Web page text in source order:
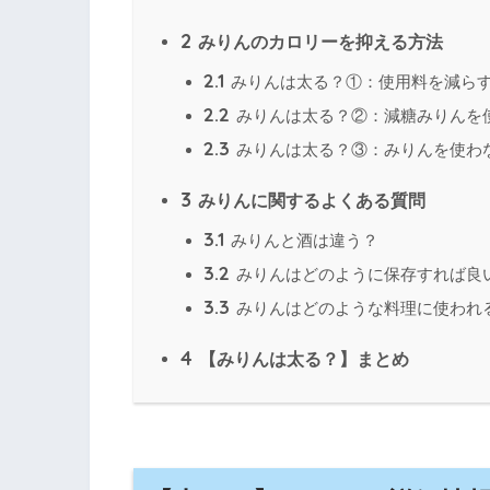
2 みりんのカロリーを抑える方法
2.1 みりんは太る？①：使用料を減ら
2.2 みりんは太る？②：減糖みりんを
2.3 みりんは太る？③：みりんを使わ
3 みりんに関するよくある質問
3.1 みりんと酒は違う？
3.2 みりんはどのように保存すれば良
3.3 みりんはどのような料理に使われ
4 【みりんは太る？】まとめ